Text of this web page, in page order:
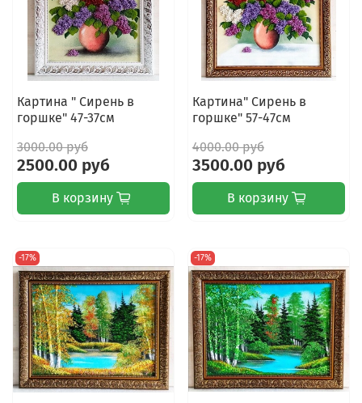
Картина " Сирень в
горшке" 47-37см
3000.00 руб
2500.00 руб
В корзину
Картина" Сирень в
горшке" 57-47см
4000.00 руб
3500.00 руб
В корзину
-17% -17%